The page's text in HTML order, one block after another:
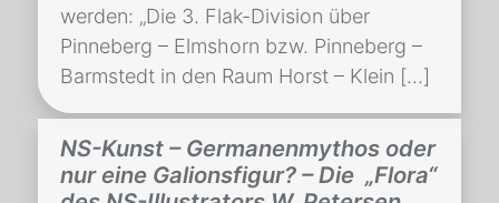
werden: „Die 3. Flak-Division über
Pinneberg – Elmshorn bzw. Pinneberg –
Barmstedt in den Raum Horst – Klein […]
NS-Kunst – Germanenmythos oder
nur eine Galionsfigur? – Die „Flora“